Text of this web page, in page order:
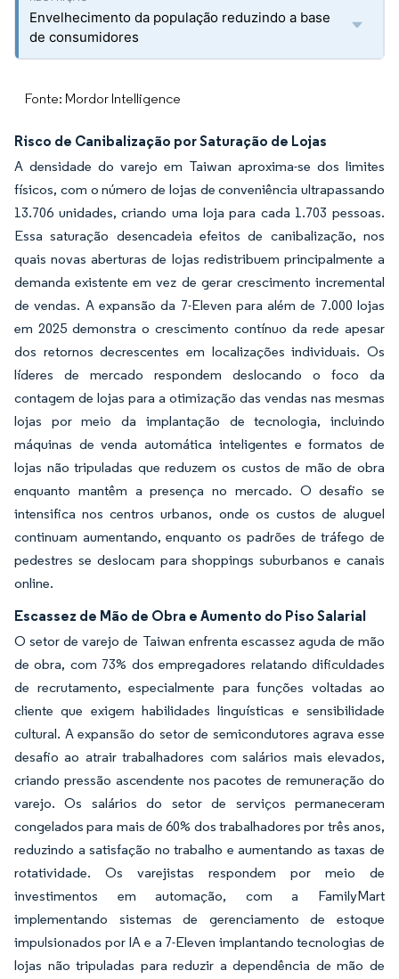
Envelhecimento da população reduzindo a base
de consumidores
Fonte: Mordor Intelligence
Risco de Canibalização por Saturação de Lojas
A densidade do varejo em Taiwan aproxima-se dos limites
físicos, com o número de lojas de conveniência ultrapassando
13.706 unidades, criando uma loja para cada 1.703 pessoas.
Essa saturação desencadeia efeitos de canibalização, nos
quais novas aberturas de lojas redistribuem principalmente a
demanda existente em vez de gerar crescimento incremental
de vendas. A expansão da 7-Eleven para além de 7.000 lojas
em 2025 demonstra o crescimento contínuo da rede apesar
dos retornos decrescentes em localizações individuais. Os
líderes de mercado respondem deslocando o foco da
contagem de lojas para a otimização das vendas nas mesmas
lojas por meio da implantação de tecnologia, incluindo
máquinas de venda automática inteligentes e formatos de
lojas não tripuladas que reduzem os custos de mão de obra
enquanto mantêm a presença no mercado. O desafio se
intensifica nos centros urbanos, onde os custos de aluguel
continuam aumentando, enquanto os padrões de tráfego de
pedestres se deslocam para shoppings suburbanos e canais
online.
Escassez de Mão de Obra e Aumento do Piso Salarial
O setor de varejo de Taiwan enfrenta escassez aguda de mão
de obra, com 73% dos empregadores relatando dificuldades
de recrutamento, especialmente para funções voltadas ao
cliente que exigem habilidades linguísticas e sensibilidade
cultural. A expansão do setor de semicondutores agrava esse
desafio ao atrair trabalhadores com salários mais elevados,
criando pressão ascendente nos pacotes de remuneração do
varejo. Os salários do setor de serviços permaneceram
congelados para mais de 60% dos trabalhadores por três anos,
reduzindo a satisfação no trabalho e aumentando as taxas de
rotatividade. Os varejistas respondem por meio de
investimentos em automação, com a FamilyMart
implementando sistemas de gerenciamento de estoque
impulsionados por IA e a 7-Eleven implantando tecnologias de
lojas não tripuladas para reduzir a dependência de mão de